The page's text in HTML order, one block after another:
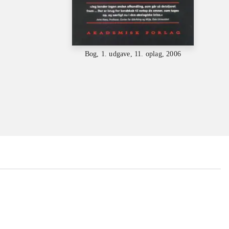
Bog, 1. udgave, 11. oplag, 2006